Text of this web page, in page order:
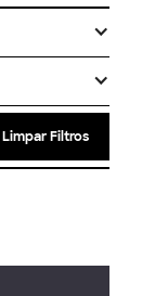
Limpar Filtros